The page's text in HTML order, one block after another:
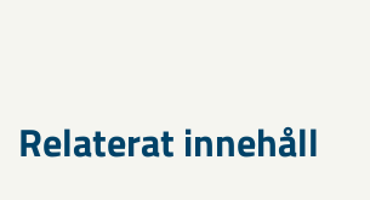
Relaterat innehåll